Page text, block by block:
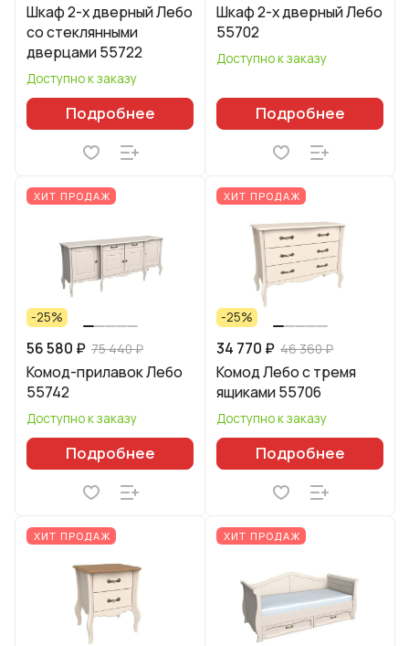
Шкаф 2-х дверный Лебо
со стеклянными
дверцами 55722
Доступно к заказу
Подробнее
Шкаф 2-х дверный Лебо
55702
Доступно к заказу
Подробнее
ХИТ ПРОДАЖ
-25%
56 580 ₽ 75 440 ₽
Комод-прилавок Лебо
55742
Доступно к заказу
Подробнее
ХИТ ПРОДАЖ
-25%
34 770 ₽ 46 360 ₽
Комод Лебо с тремя
ящиками 55706
Доступно к заказу
Подробнее
ХИТ ПРОДАЖ ХИТ ПРОДАЖ